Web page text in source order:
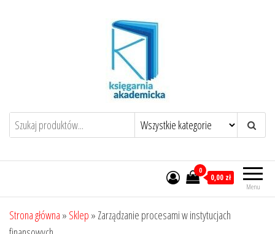
Menu
0
0,00 zł
Strona główna » Sklep » Zarządzanie procesami w instytucjach